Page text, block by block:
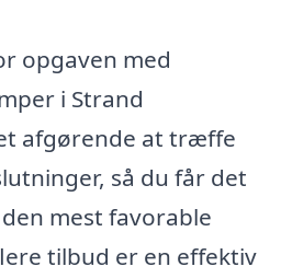
opgaven med
i Strand
afgørende at træffe
så du får det
mest favorable
tilbud er en effektiv